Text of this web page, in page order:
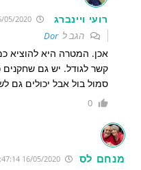
רועי ויינברג
הגב לDor
אכן. המטרה היא להוציא
קשר לגודל. יש גם
סמול בול אבל יכולים גם
0
מנחם לס 16/05/2020 17:47:14